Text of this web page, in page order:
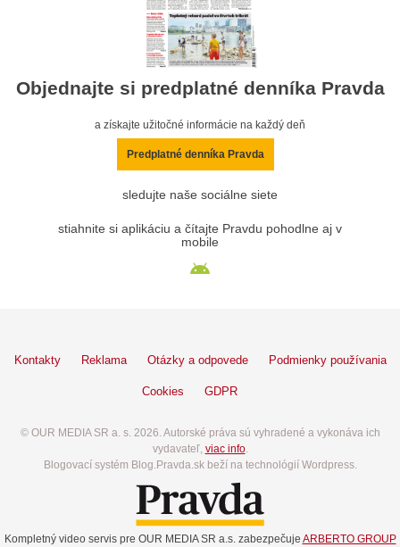
Objednajte si predplatné denníka Pravda
a získajte užitočné informácie na každý deň
Predplatné denníka Pravda
sledujte naše sociálne siete
stiahnite si aplikáciu a čítajte Pravdu pohodlne aj v
mobile
Kontakty Reklama Otázky a odpovede Podmienky používania
Cookies GDPR
© OUR MEDIA SR a. s. 2026. Autorské práva sú vyhradené a vykonáva ich
vydavateľ, viac info.
Blogovací systém Blog.Pravda.sk beží na technológií Wordpress.
Kompletný video servis pre OUR MEDIA SR a.s. zabezpečuje ARBERTO GROUP